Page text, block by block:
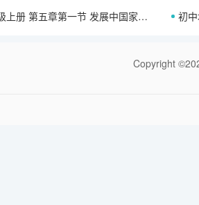
章第一节 发展中国家与发达国家（课件）
初中
Copyright